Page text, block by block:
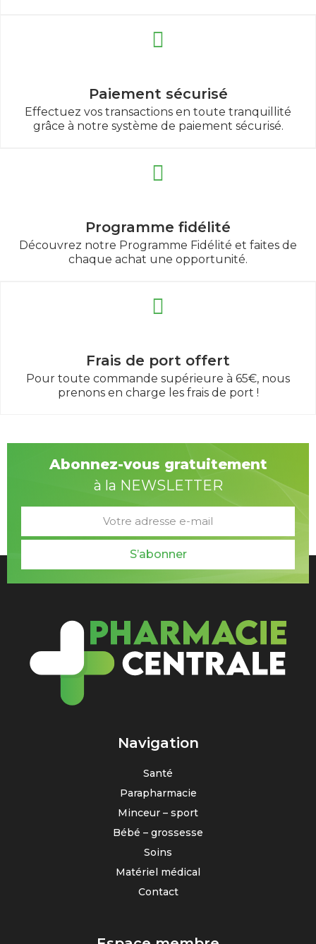
Paiement sécurisé
Effectuez vos transactions en toute tranquillité
grâce à notre système de paiement sécurisé.
Programme fidélité
Découvrez notre Programme Fidélité et faites de
chaque achat une opportunité.
Frais de port offert
Pour toute commande supérieure à 65€, nous
prenons en charge les frais de port !
Abonnez-vous gratuitement
à la NEWSLETTER
S’abonner
Navigation
Santé
Parapharmacie
Minceur – sport
Bébé – grossesse
Soins
Matériel médical
Contact